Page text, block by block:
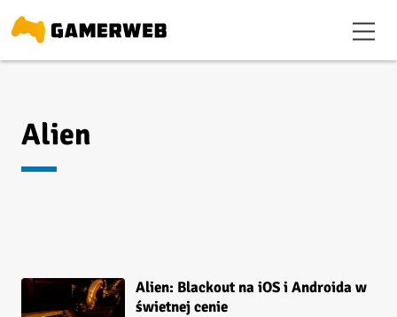
Alien
Alien: Blackout na iOS i Androida w
świetnej cenie